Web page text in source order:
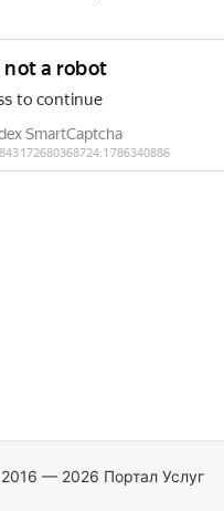
— 2026 Портал Услуг